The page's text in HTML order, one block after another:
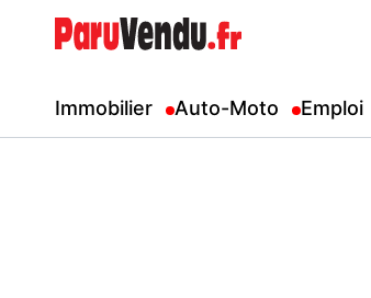
Immobilier Auto-Moto Emploi